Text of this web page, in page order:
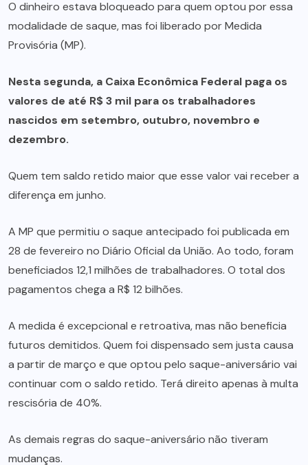
O dinheiro estava bloqueado para quem optou por essa
modalidade de saque, mas foi liberado por Medida
Provisória (MP).
Nesta segunda, a Caixa Econômica Federal paga os
valores de até R$ 3 mil para os trabalhadores
nascidos em setembro, outubro, novembro e
dezembro.
Quem tem saldo retido maior que esse valor vai receber a
diferença em junho.
A MP que permitiu o saque antecipado foi publicada em
28 de fevereiro no Diário Oficial da União. Ao todo, foram
beneficiados 12,1 milhões de trabalhadores. O total dos
pagamentos chega a R$ 12 bilhões.
A medida é excepcional e retroativa, mas não beneficia
futuros demitidos. Quem foi dispensado sem justa causa
a partir de março e que optou pelo saque-aniversário vai
continuar com o saldo retido. Terá direito apenas à multa
rescisória de 40%.
As demais regras do saque-aniversário não tiveram
mudanças.